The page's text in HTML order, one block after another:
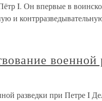
I. Он впервые в
и
военной
разведки при Петре I